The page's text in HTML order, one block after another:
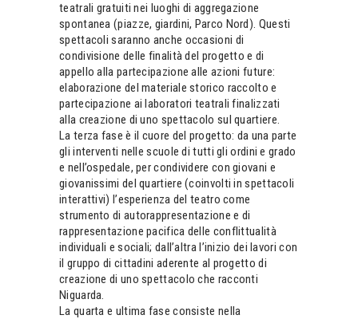
teatrali gratuiti nei luoghi di aggregazione
spontanea (piazze, giardini, Parco Nord). Questi
spettacoli saranno anche occasioni di
condivisione delle finalità del progetto e di
appello alla partecipazione alle azioni future:
elaborazione del materiale storico raccolto e
partecipazione ai laboratori teatrali finalizzati
alla creazione di uno spettacolo sul quartiere.
La terza fase è il cuore del progetto: da una parte
gli interventi nelle scuole di tutti gli ordini e grado
e nell’ospedale, per condividere con giovani e
giovanissimi del quartiere (coinvolti in spettacoli
interattivi) l’esperienza del teatro come
strumento di autorappresentazione e di
rappresentazione pacifica delle conflittualità
individuali e sociali; dall’altra l’inizio dei lavori con
il gruppo di cittadini aderente al progetto di
creazione di uno spettacolo che racconti
Niguarda.
La quarta e ultima fase consiste nella